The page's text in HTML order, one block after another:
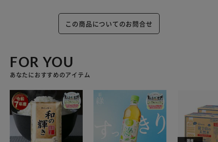
この商品についてのお問合せ
FOR YOU
あなたにおすすめのアイテム